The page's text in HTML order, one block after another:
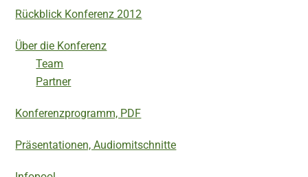
Rückblick Konferenz 2012
Über die Konferenz
Team
Partner
Konferenzprogramm, PDF
Präsentationen, Audiomitschnitte